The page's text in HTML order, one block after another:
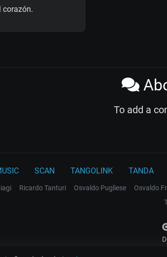
corazón.
To add a
SCAN TANGOLINK TANDA
Ricardo Tanturi Osvaldo Pugliese Osvaldo